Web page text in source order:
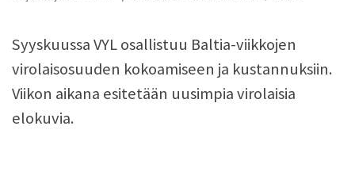
Syyskuussa VYL osallistuu Baltia-viikkojen
virolaisosuuden kokoamiseen ja kustannuksiin.
Viikon aikana esitetään uusimpia virolaisia
elokuvia.